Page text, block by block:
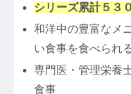
シリーズ累計５３
和洋中の豊富なメ
い食事を食べられ
専門医・管理栄養
食事